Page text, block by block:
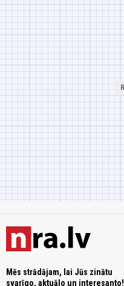
Mēs strādājam, lai Jūs zinātu
svarīgo, aktuālo un interesanto!